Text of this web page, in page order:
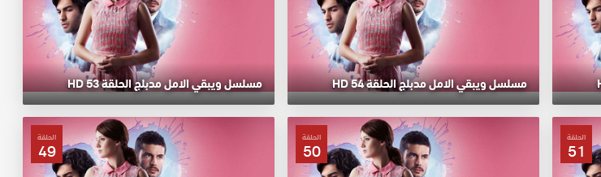
مسلسل ويبقي الامل مدبلج الحلقة 54 HD مسلسل ويبقي الامل مدبلج الحلقة 53 HD
الحلقة
51
الحلقة
50
الحلقة
49